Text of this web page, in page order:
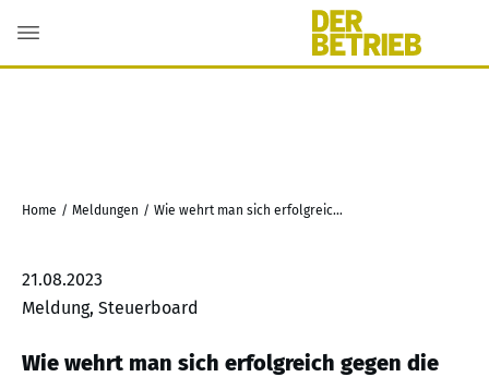
Home / Meldungen / Wie wehrt man sich erfolgreich gegen die Übergewinnsteuer?
21.08.2023
Meldung, Steuerboard
Wie wehrt man sich erfolgreich gegen die